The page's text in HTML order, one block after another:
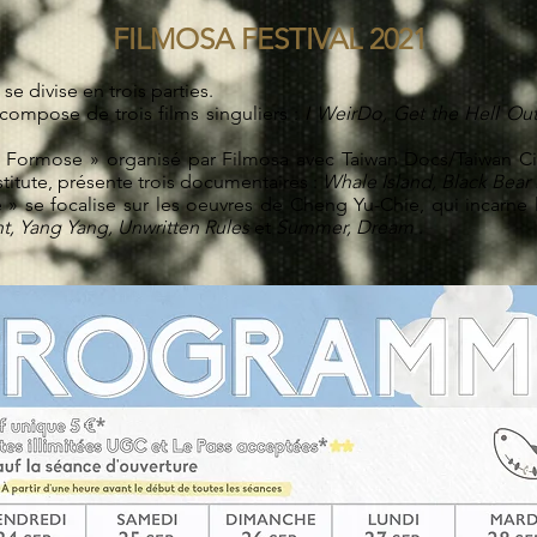
FESTIVAL, 4 films de Chang Tso-Chi seront présentés :
黑暗之光 | « Quinzaine des réalisateurs » du 52e
美麗時光 | 59e Festival international du film de
當愛來的時候 | 14 nominations et 4 prix au Golden Horse
醉·生夢死 | Le prix Siegessäule du jury 65e Festival
Pas d'événements pour le moment
FILMOSA FESTIVAL 2021
divise en trois parties.
de trois films singuliers : I WeirDo, Get the Hell
» organisé par Filmosa avec Taiwan Docs/Taiwan
présente trois documentaires :
Whale Island, Black
se focalise sur les oeuvres de Cheng Yu-Chie, qui
Yang Yang, Unwritten Rules et Summer, Dream .